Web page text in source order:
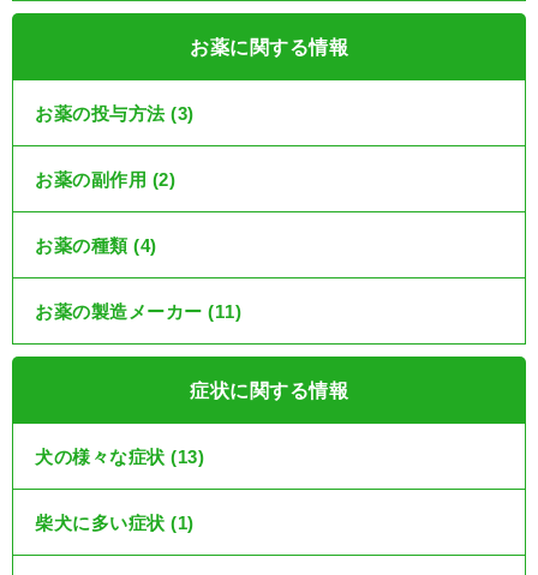
お薬に関する情報
お薬の投与方法 (3)
お薬の副作用 (2)
お薬の種類 (4)
お薬の製造メーカー (11)
症状に関する情報
犬の様々な症状 (13)
柴犬に多い症状 (1)